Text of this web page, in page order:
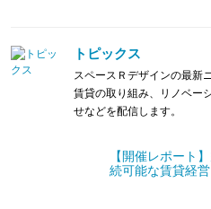
トピックス
スペースＲデザインの最新
賃貸の取り組み、リノベー
せなどを配信します。
【開催レポート
続可能な賃貸経